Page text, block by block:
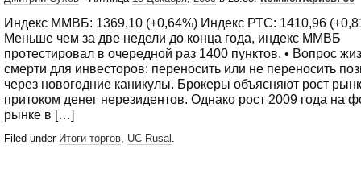
Индекс ММВБ: 1369,10 (+0,64%) Индекс РТС: 1410,96
Меньше чем за две недели до конца года, индекс ММВБ
протестировал в очередной раз 1400 пунктов. • Вопрос
смерти для инвесторов: переносить или не переносить
через новогодние каникулы. Брокеры объясняют рост
притоком денег нерезидентов. Однако рост 2009 года на
рынке в […]
Filed under Итоги торгов, UC Rusal .